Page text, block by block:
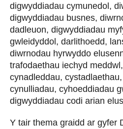
digwyddiadau cymunedol,
digwyddiadau busnes,
dadleuon, digwyddiadau
gwleidyddol, darlithoedd,
diwrnodau hyrwyddo
trafodaethau iechyd
cynadleddau,
cynulliadau, cyhoeddiadau
digwyddiadau codi arian
Y tair thema graidd ar gyfer